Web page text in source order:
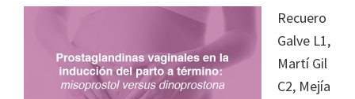
Recuero
Galve L1,
Martí Gil
C2, Mejía